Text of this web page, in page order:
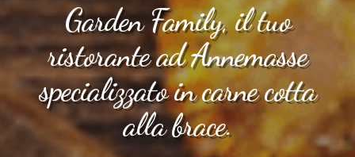
Garden Family, il tuo
ristorante ad Annemasse
specializzato in carne cotta
alla brace.